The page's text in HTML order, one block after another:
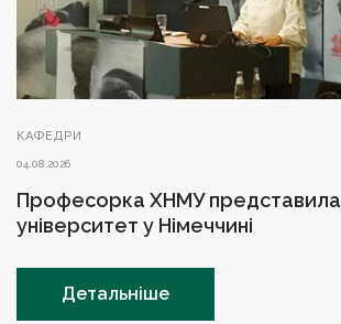
КАФЕДРИ
04.08.2026
Професорка ХНМУ представила
університет у Німеччині
Детальніше